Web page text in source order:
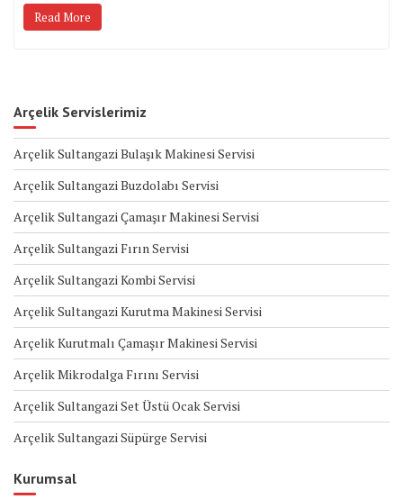
Read More
Arçelik Servislerimiz
Arçelik Sultangazi Bulaşık Makinesi Servisi
Arçelik Sultangazi Buzdolabı Servisi
Arçelik Sultangazi Çamaşır Makinesi Servisi
Arçelik Sultangazi Fırın Servisi
Arçelik Sultangazi Kombi Servisi
Arçelik Sultangazi Kurutma Makinesi Servisi
Arçelik Kurutmalı Çamaşır Makinesi Servisi
Arçelik Mikrodalga Fırını Servisi
Arçelik Sultangazi Set Üstü Ocak Servisi
Arçelik Sultangazi Süpürge Servisi
Kurumsal